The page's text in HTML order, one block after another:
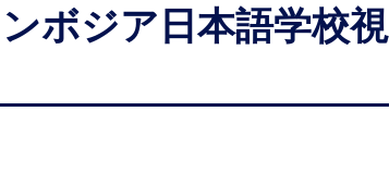
ンボジア日本語学校視